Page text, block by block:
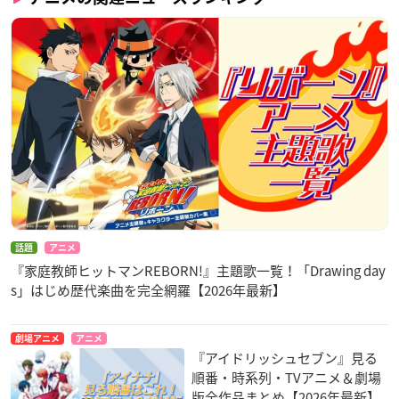
話題 アニメ
『家庭教師ヒットマンREBORN!』主題歌一覧！「Drawing day
s」はじめ歴代楽曲を完全網羅【2026年最新】
劇場アニメ アニメ
『アイドリッシュセブン』見る
順番・時系列・TVアニメ＆劇場